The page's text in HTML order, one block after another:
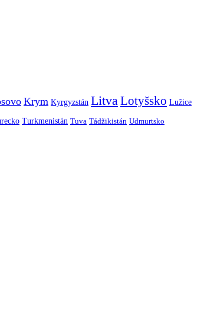
Krym Kyrgyzstán Litva Lotyšsko Lužice
Turkmenistán Tuva Tádžikistán Udmurtsko